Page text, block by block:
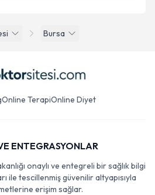
Bursa
Online TerapiOnline Diyet
ENTEGRASYONLAR
onaylı ve entegreli bir sağlık bilgi
ile tescillenmiş güvenilir altyapısıyla
erişim sağlar.